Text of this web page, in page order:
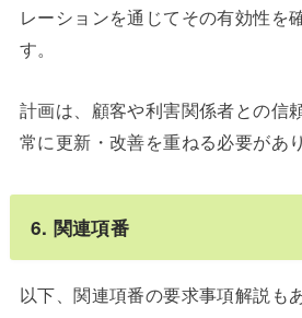
レーションを通じてその有効性を
す。
計画は、顧客や利害関係者との信
常に更新・改善を重ねる必要があり
6. 関連項番
以下、関連項番の要求事項解説も